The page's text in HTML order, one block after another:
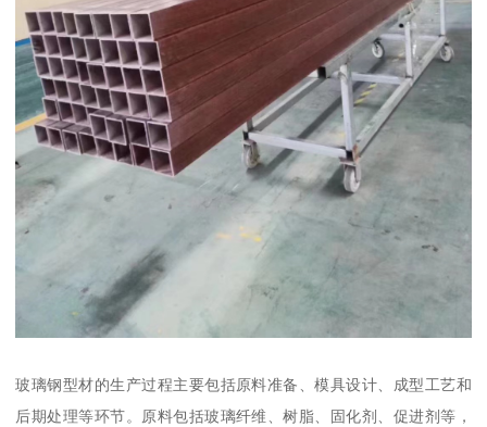
玻璃钢型材的生产过程主要包括原料准备、模具设计、成型工艺和
后期处理等环节。原料包括玻璃纤维、树脂、固化剂、促进剂等，